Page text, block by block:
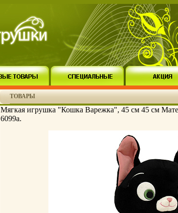
ТОВАРЫ
Мягкая игрушка "Кошка Варежка", 45 см 45 см
6099a.